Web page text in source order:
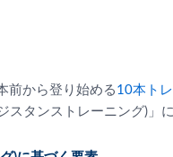
前から登り始める 10本ト
タンストレーニング)」